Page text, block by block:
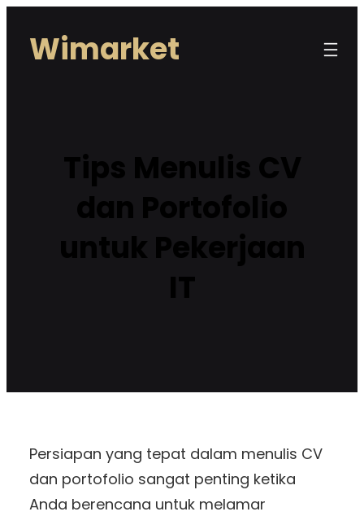
Wimarket
Persiapan yang tepat dalam menulis CV
dan portofolio sangat penting ketika
Anda berencana untuk melamar